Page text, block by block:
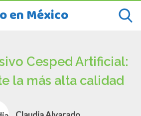
en México
Cesped Artificial:
la más alta calidad